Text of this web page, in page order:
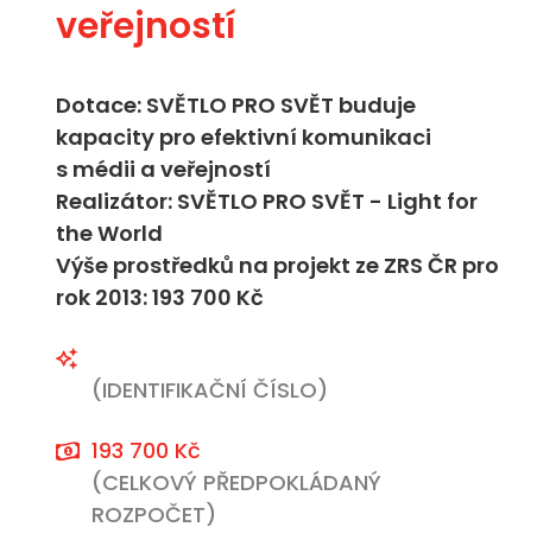
veřejností
Dotace: SVĚTLO PRO SVĚT buduje
kapacity pro efektivní komunikaci
s médii a veřejností
Realizátor: SVĚTLO PRO SVĚT - Light for
the World
Výše prostředků na projekt ze ZRS ČR pro
rok 2013: 193 700 Kč
(IDENTIFIKAČNÍ ČÍSLO)
193 700 Kč
(CELKOVÝ PŘEDPOKLÁDANÝ
ROZPOČET)